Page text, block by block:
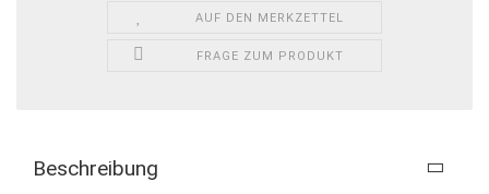
AUF DEN MERKZETTEL
FRAGE ZUM PRODUKT
Beschreibung